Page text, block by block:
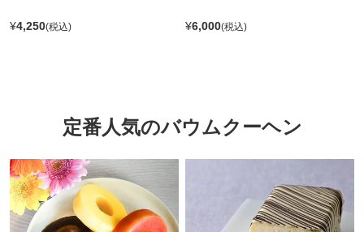
¥4,250 ¥6,000
定番人気のバウムクーヘン